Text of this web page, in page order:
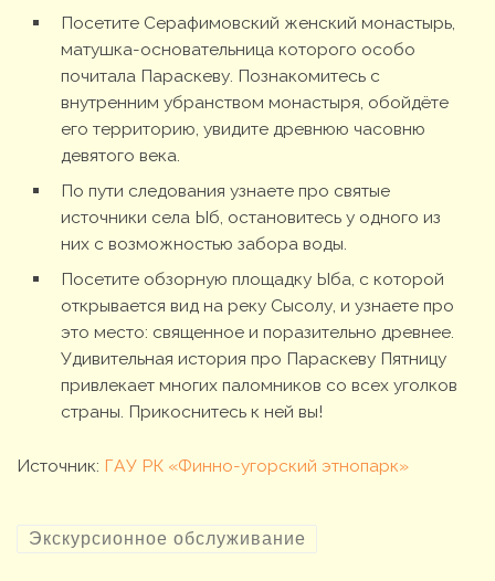
Посетите Серафимовский женский монастырь,
матушка-основательница которого особо
почитала Параскеву. Познакомитесь с
внутренним убранством монастыря, обойдёте
его территорию, увидите древнюю часовню
девятого века.
По пути следования узнаете про святые
источники села Ыб, остановитесь у одного из
них с возможностью забора воды.
Посетите обзорную площадку Ыба, с которой
открывается вид на реку Сысолу, и узнаете про
это место: священное и поразительно древнее.
Удивительная история про Параскеву Пятницу
привлекает многих паломников со всех уголков
страны. Прикоснитесь к ней вы!
Источник: ГАУ РК «Финно-угорский этнопарк»
Экскурсионное обслуживание